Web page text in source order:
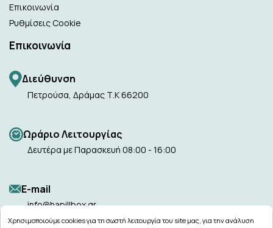
Επικοινωνία
Ρυθμίσεις Cookie
Επικοινωνία
Διεύθυνση
Πετρούσα, Δράμας Τ.Κ 66200
Ωράριο Λειτουργίας
Δευτέρα με Παρασκευή 08:00 - 16:00
Ε-mail
info@hapillbox.gr
Χρησιμοποιούμε cookies για τη σωστή λειτουργία του site μας, για την ανάλυση